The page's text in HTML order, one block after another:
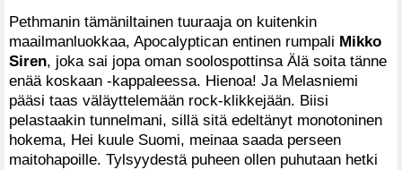
Pethmanin tämäniltainen tuuraaja on kuitenkin
maailmanluokkaa, Apocalyptican entinen rumpali Mikko
Siren, joka sai jopa oman soolospottinsa Älä soita tänne
enää koskaan -kappaleessa. Hienoa! Ja Melasniemi
pääsi taas väläyttelemään rock-klikkejään. Biisi
pelastaakin tunnelmani, sillä sitä edeltänyt monotoninen
hokema, Hei kuule Suomi, meinaa saada perseen
maitohapoille. Tylsyydestä puheen ollen puhutaan hetki